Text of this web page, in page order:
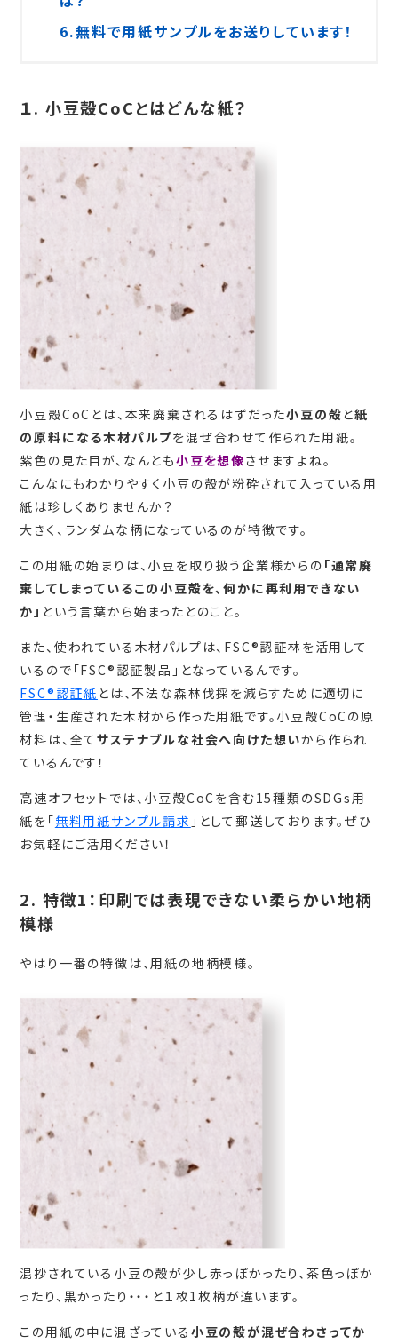
6.無料で用紙サンプルをお送りしています！
１. 小豆殻CoCとはどんな紙？
小豆殻CoCとは、本来廃棄されるはずだった小豆の殻と紙
の原料になる木材パルプを混ぜ合わせて作られた用紙。
紫色の見た目が、なんとも小豆を想像させますよね。
こんなにもわかりやすく小豆の殻が粉砕されて入っている用
紙は珍しくありませんか？
大きく、ランダムな柄になっているのが特徴です。
この用紙の始まりは、小豆を取り扱う企業様からの 「通常廃
棄してしまっているこの小豆殻を、何かに再利用できない
か」 という言葉から始まったとのこと。
また、使われている木材パルプは、FSC®認証林を活用して
いるので「FSC®認証製品」となっているんです。
FSC®認証紙 とは、不法な森林伐採を減らすために適切に
管理・生産された木材から作った用紙です。小豆殻CoCの原
材料は、全てサステナブルな社会へ向けた想いから作られ
ているんです！
高速オフセットでは、小豆殻CoCを含む15種類のSDGs用
紙を「無料用紙サンプル請求 」として郵送しております。ぜひ
お気軽にご活用ください！
2. 特徴1：印刷では表現できない柔らかい地柄
模様
やはり一番の特徴は、用紙の地柄模様。
混抄されている小豆の殻が少し赤っぽかったり、茶色っぽか
ったり、黒かったり・・・と１枚1枚柄が違います。
この用紙の中に混ざっている 小豆の殻が混ぜ合わさってか